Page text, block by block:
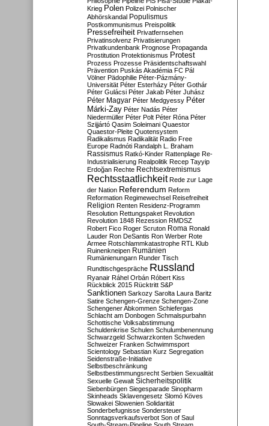
Krieg Polen Polizei Polnischer
Abhörskandal Populismus
Postkommunismus Preispolitik
Pressefreiheit Privatfernsehen
Privatinsolvenz Privatisierungen
Privatkundenbank Prognose Propaganda
Prostitution Protektionismus Protest
Prozess Prozesse Präsidentschaftswahl
Prävention Puskás Akadémia FC Pál
Völner Pädophilie Péter-Pázmány-
Universität Péter Esterházy Péter Gothár
Péter Gulácsi Péter Jakab Péter Juhász
Péter Magyar Péter Medgyessy Péter
Márki-Zay Péter Nadás Péter
Niedermüller Péter Polt Péter Róna Péter
Szijjártó Qasim Soleimani Quaestor
Quaestor-Pleite Quotensystem
Radikalismus Radikalität Radio Free
Europe Radnóti Randalph L. Braham
Rassismus Ratkó-Kinder Rattenplage Re-
Industrialisierung Realpolitik Recep Tayyip
Erdoğan Rechte Rechtsextremismus
Rechtsstaatlichkeit Rede zur Lage
der Nation Referendum Reform
Reformation Regimewechsel Reisefreiheit
Religion Renten Residenz-Programm
Resolution Rettungspaket Revolution
Revolution 1848 Rezession RMDSZ
Robert Fico Roger Scruton Roma Ronald
Lauder Ron DeSantis Ron Werber Rote
Armee Rotschlammkatastrophe RTL Klub
Ruinenkneipen Rumänien
Rumänienungarn Runder Tisch
Rundtischgespräche Russland
Ryanair Ráhel Orbán Róbert Kiss
Rückblick 2015 Rücktritt S&P
Sanktionen Sarkozy Sarolta Laura Baritz
Satire Schengen-Grenze Schengen-Zone
Schengener Abkommen Schiefergas
Schlacht am Donbogen Schmalspurbahn
Schottische Volksabstimmung
Schuldenkrise Schulen Schulumbenennung
Schwarzgeld Schwarzkonten Schweden
Schweizer Franken Schwimmsport
Scientology Sebastian Kurz Segregation
Seidenstraße-Initiative
Selbstbeschränkung
Selbstbestimmungsrecht Serbien Sexualität
Sexuelle Gewalt Sicherheitspolitik
Siebenbürgen Siegesparade Sinopharm
Skinheads Sklavengesetz Slomó Köves
Slowakei Slowenien Solidarität
Sonderbefugnisse Sondersteuer
Sonntagsverkaufsverbot Son of Saul